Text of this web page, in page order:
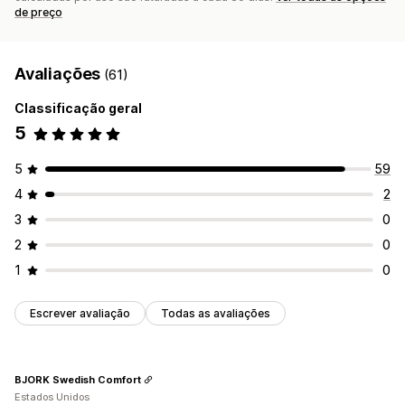
de preço
Avaliações (61)
Classificação geral
5
5
59
4
2
3
0
2
0
1
0
Escrever avaliação Todas as avaliações
BJORK Swedish Comfort
Estados Unidos